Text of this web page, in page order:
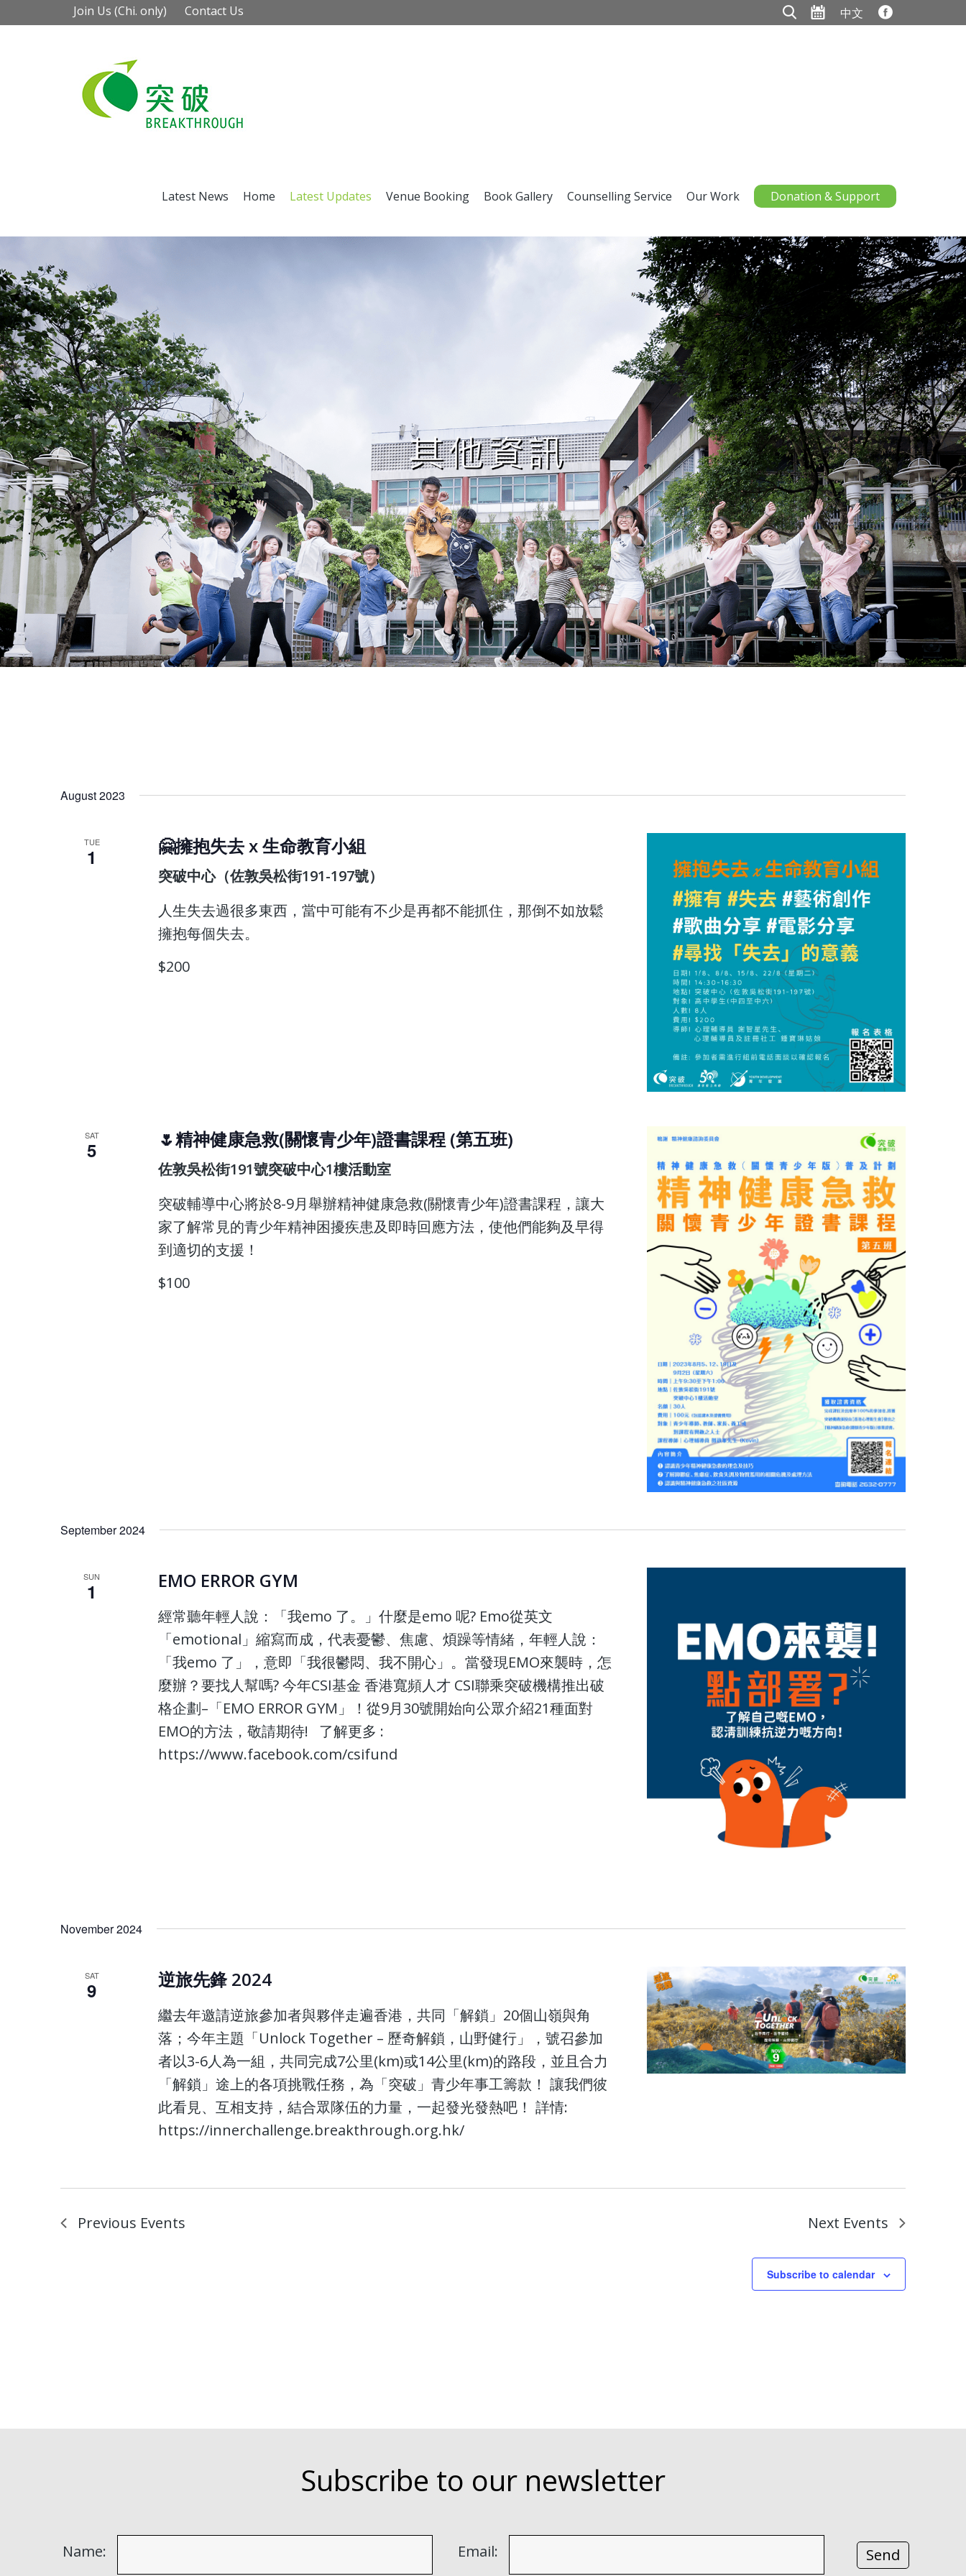
Join Us (Chi. only) Contact Us 中文
Latest News Home Latest Updates Venue Booking Book Gallery Counselling Service Our Work Donation & Support
August 2023
TUE
1 🤗擁抱失去 x 生命教育小組
突破中心（佐敦吳松街191-197號）
人生失去過很多東西，當中可能有不少是再都不能抓住，那倒不如放鬆
擁抱每個失去。
$200
SAT
5 🌷精神健康急救(關懷青少年)證書課程 (第五班)
佐敦吳松街191號突破中心1樓活動室
突破輔導中心將於8-9月舉辦精神健康急救(關懷青少年)證書課程，讓大
家了解常見的青少年精神困擾疾患及即時回應方法，使他們能夠及早得
到適切的支援！
$100
September 2024
SUN
1 EMO ERROR GYM
經常聽年輕人說：「我emo 了。」什麼是emo 呢? Emo從英文
「emotional」縮寫而成，代表憂鬱、焦慮、煩躁等情緒，年輕人說：
「我emo 了」，意即「我很鬱悶、我不開心」。當發現EMO來襲時，怎
麼辦？要找人幫嗎? 今年CSI基金 香港寬頻人才 CSI聯乘突破機構推出破
格企劃–「EMO ERROR GYM」！從9月30號開始向公眾介紹21種面對
EMO的方法，敬請期待! 了解更多 :
https://www.facebook.com/csifund
November 2024
SAT
9 逆旅先鋒 2024
繼去年邀請逆旅參加者與夥伴走遍香港，共同「解鎖」20個山嶺與角
落；今年主題「Unlock Together – 歷奇解鎖，山野健行」，號召參加
者以3-6人為一組，共同完成7公里(km)或14公里(km)的路段，並且合力
「解鎖」途上的各項挑戰任務，為「突破」青少年事工籌款！ 讓我們彼
此看見、互相支持，結合眾隊伍的力量，一起發光發熱吧！ 詳情:
https://innerchallenge.breakthrough.org.hk/
Previous Events Next Events
Subscribe to calendar
Subscribe to our newsletter
Name: Email: